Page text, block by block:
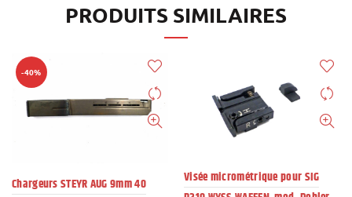
PRODUITS SIMILAIRES
-40%
Chargeurs STEYR AUG 9mm 40
Visée micrométrique pour SIG